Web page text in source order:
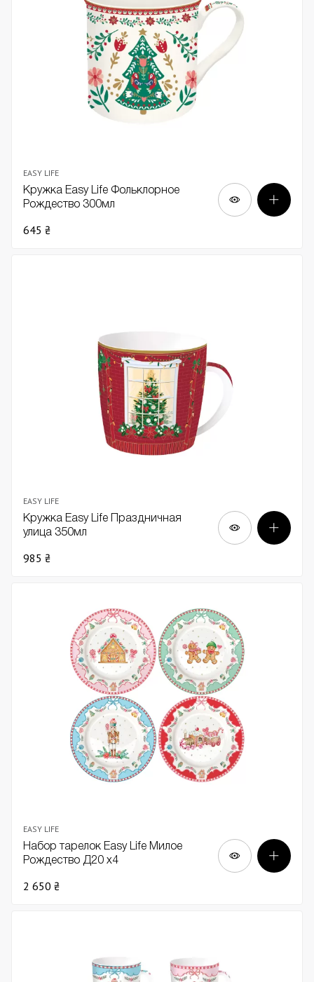
EASY LIFE
Кружка Easy Life Фольклорное
Рождество 300мл
645 ₴
EASY LIFE
Кружка Easy Life Праздничная
улица 350мл
985 ₴
EASY LIFE
Набор тарелок Easy Life Милое
Рождество Д20 х4
2 650 ₴